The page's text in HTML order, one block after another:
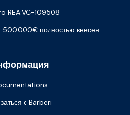
с Barberi
REA:VC-109508
500.000€ полностью внесен